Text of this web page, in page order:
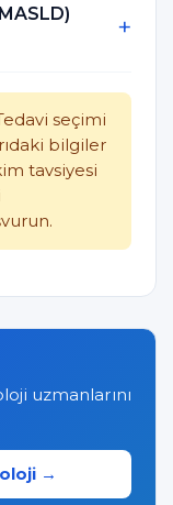
seçimi
bilgiler
tavsiyesi
uzmanlarını
→